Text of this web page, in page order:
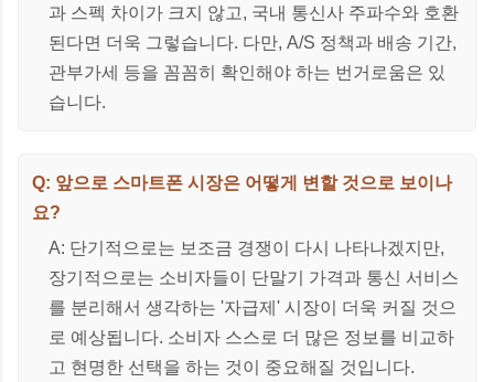
과 스펙 차이가 크지 않고, 국내 통신사 주파수와 호환
된다면 더욱 그렇습니다. 다만, A/S 정책과 배송 기간,
관부가세 등을 꼼꼼히 확인해야 하는 번거로움은 있
습니다.
Q: 앞으로 스마트폰 시장은 어떻게 변할 것으로 보이나
요?
A: 단기적으로는 보조금 경쟁이 다시 나타나겠지만,
장기적으로는 소비자들이 단말기 가격과 통신 서비스
를 분리해서 생각하는 '자급제' 시장이 더욱 커질 것으
로 예상됩니다. 소비자 스스로 더 많은 정보를 비교하
고 현명한 선택을 하는 것이 중요해질 것입니다.